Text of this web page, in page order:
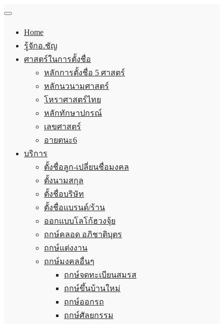
Home
รู้จักอ.ชัญ
ศาสตร์ในการตั้งชื่อ
หลักการตั้งชื่อ 5 ศาสตร์
หลักนวนามศาสตร์
โหราศาสตร์ไทย
หลักทักษาปกรณ์
เลขศาสตร์
อายตนะ6
บริการ
ตั้งชื่อลูก-เปลี่ยนชื่อมงคล
ตั้งนามสกุล
ตั้งชื่อบริษัท
ตั้งชื่อแบรนด์/ร้าน
ออกแบบโลโก้ฮวงจุ้ย
ฤกษ์คลอด อภิชาติบุตร
ฤกษ์แต่งงาน
ฤกษ์มงคลอื่นๆ
ฤกษ์จดทะเบียนสมรส
ฤกษ์ขึ้นบ้านใหม่
ฤกษ์ออกรถ
ฤกษ์ศัลยกรรม